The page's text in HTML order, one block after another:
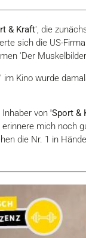
& Kraft', die
sich die US-
'Der
im Kino wurde
von 'Sport &
mich noch
die Nr. 1 in